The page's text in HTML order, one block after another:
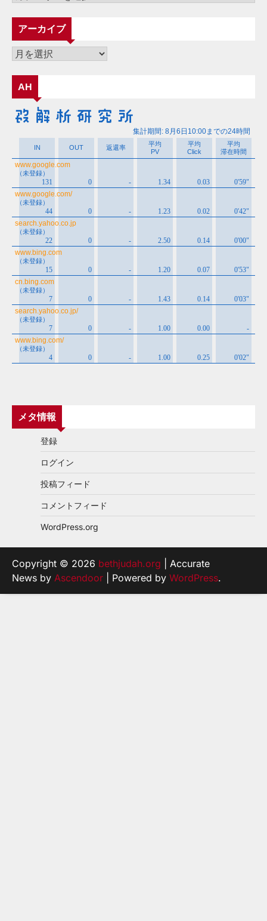
ゴ
リ
ー
アーカイブ
ア
カ
イ
ブ
AH
メタ情報
登録
ログイン
投稿フィード
コメントフィード
WordPress.org
Copyright © 2026 bethjudah.org | Accurate
News by Ascendoor | Powered by WordPress.